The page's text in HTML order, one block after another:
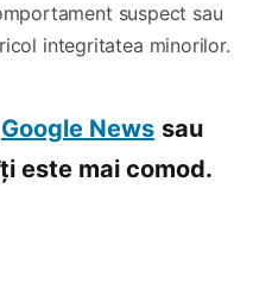
suspect sau
integritatea minorilor.
Google News sau
este mai comod.